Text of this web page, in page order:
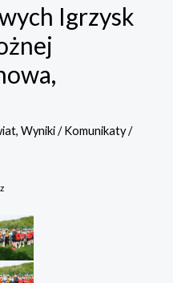
Igrzysk
, Wyniki / Komunikaty/